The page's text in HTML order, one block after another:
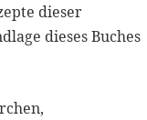
dieser
dieses Buches